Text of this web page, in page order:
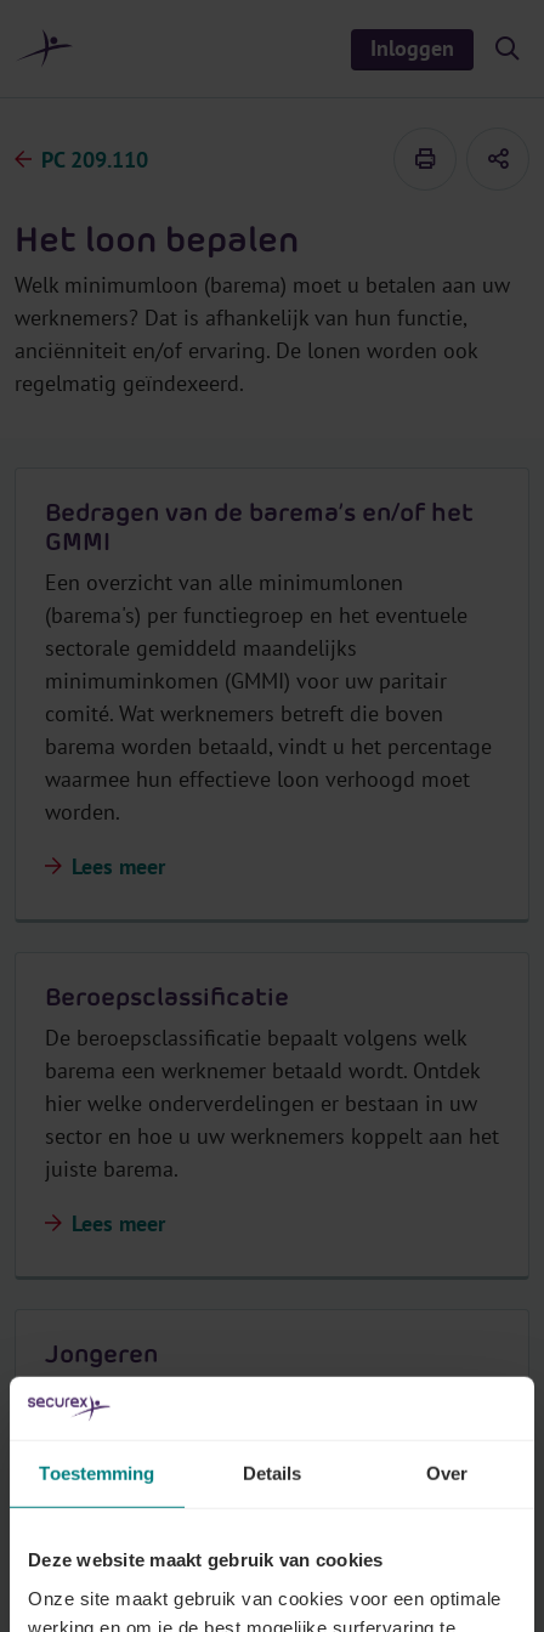
Toestemming Details Over
Deze website maakt gebruik van cookies
Onze site maakt gebruik van cookies voor een optimale
werking en om je de best mogelijke surfervaring te
Inloggen
S
i
c
PC 209.110
Het loon bepalen
Welk minimumloon (barema) moet u betalen aan uw
werknemers? Dat is afhankelijk van hun functie,
anciënniteit en/of ervaring. De lonen worden ook
regelmatig geïndexeerd.
Bedragen van de barema’s en/of het
GMMI
Een overzicht van alle minimumlonen
(barema's) per functiegroep en het eventuele
sectorale gemiddeld maandelijks
minimuminkomen (GMMI) voor uw paritair
comité. Wat werknemers betreft die boven
barema worden betaald, vindt u het percentage
waarmee hun effectieve loon verhoogd moet
worden.
Lees meer
Beroepsclassificatie
De beroepsclassificatie bepaalt volgens welk
barema een werknemer betaald wordt. Ontdek
hier welke onderverdelingen er bestaan in uw
sector en hoe u uw werknemers koppelt aan het
juiste barema.
Lees meer
Jongeren
Uw sector voorziet een apart barema voor
jongere werknemers.
Lees meer
Koopkracht